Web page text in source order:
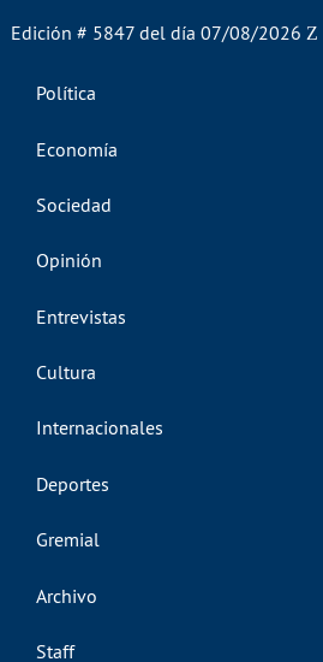
Edición # 5847 del día 07/08/2026
Política
Economía
Sociedad
Opinión
Entrevistas
Cultura
Internacionales
Deportes
Gremial
Archivo
Staff